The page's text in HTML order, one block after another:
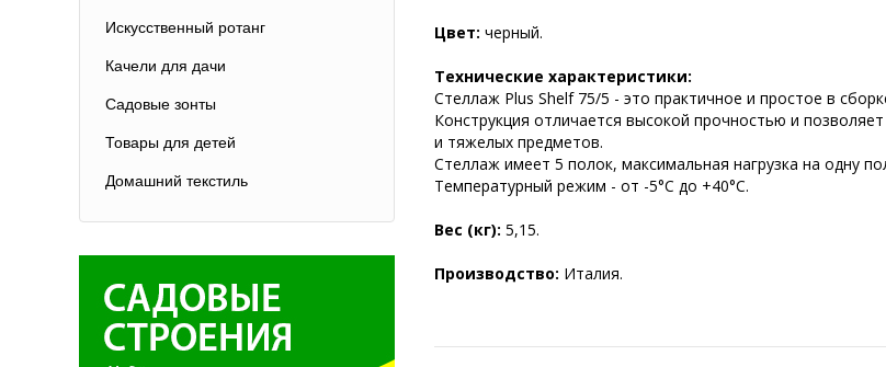
Искусственный ротанг
Качели для дачи
Садовые зонты
Товары для детей
Домашний текстиль
Цвет: черный.
Технические характеристики:
Стеллаж Plus Shelf 75/5 - это практичное и простое в
Конструкция отличается высокой прочностью и
и тяжелых предметов.
Стеллаж имеет 5 полок, максимальная нагрузка на одну
Температурный режим - от -5°C до +40°C.
Вес (кг): 5,15.
Производство: Италия.